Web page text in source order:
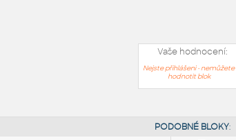
Vaše hodnocení:
Nejste přihlášeni - nemůžete
hodnotit blok